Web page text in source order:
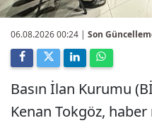
06.08.2026 00:24 | Son
Basın İlan Kurumu
Kenan Tokgöz,